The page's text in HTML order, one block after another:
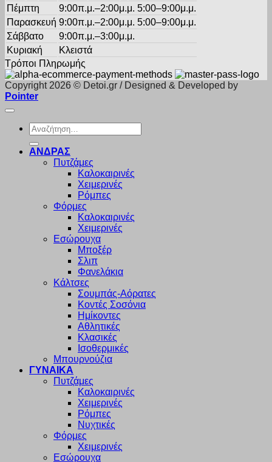
Πέμπτη
9:00π.μ.–2:00μ.μ. 5:00–9:00μ.μ.
Παρασκευή 9:00π.μ.–2:00μ.μ. 5:00–9:00μ.μ.
Σάββατο
9:00π.μ.–3:00μ.μ.
Κυριακή
Κλειστά
Τρόποι Πληρωμής
Copyright 2026 © Detoi.gr / Designed & Developed by
Pointer
Αναζήτηση
για:
ΑΝΔΡΑΣ
Πυτζάμες
Καλοκαιρινές
Χειμερινές
Ρόμπες
Φόρμες
Καλοκαιρινές
Χειμερινές
Εσώρουχα
Μποξέρ
Σλιπ
Φανελάκια
Κάλτσες
Σουμπάς-Αόρατες
Κοντές Σοσόνια
Ημίκοντες
Αθλητικές
Κλασικές
Ισοθερμικές
Μπουρνούζια
ΓΥΝΑΙΚΑ
Πυτζάμες
Καλοκαιρινές
Χειμερινές
Ρόμπες
Νυχτικές
Φόρμες
Χειμερινές
Εσώρουχα